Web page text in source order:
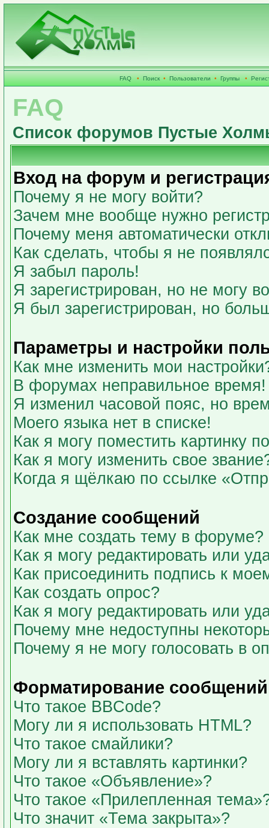
FAQ • Поиск • Пользователи • Группы •
FAQ
Список форумов Пустые
Вход на форум и
Почему я не могу войти?
Зачем мне вообще нужно
Почему меня автоматически
Как сделать, чтобы я не
Я забыл пароль!
Я зарегистрирован, но не могу
Я был зарегистрирован, но
Параметры и настройки
Как мне изменить мои
В форумах неправильное время!
Я изменил часовой пояс, но
Моего языка нет в списке!
Как я могу поместить картинку
Как я могу изменить свое
Когда я щёлкаю по ссылке
Создание сообщений
Как мне создать тему в форуме?
Как я могу редактировать или
Как присоединить подпись к
Как создать опрос?
Как я могу редактировать или
Почему мне недоступны
Почему я не могу голосовать в
Форматирование
Что такое BBCode?
Могу ли я использовать HTML?
Что такое смайлики?
Могу ли я вставлять картинки?
Что такое «Объявление»?
Что такое «Прилепленная
Что значит «Тема закрыта»?